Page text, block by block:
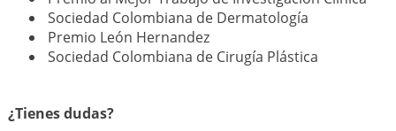
Sociedad Colombiana de Dermatología
Premio León Hernandez
Sociedad Colombiana de Cirugía Plástica
¿Tienes dudas?